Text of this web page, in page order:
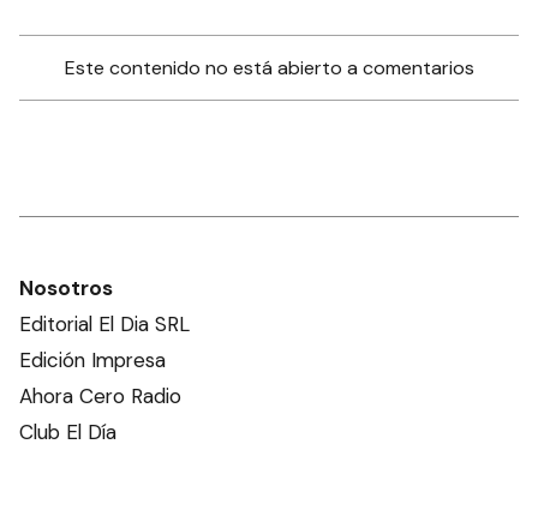
Este contenido no está abierto a comentarios
Nosotros
Editorial El Dia SRL
Edición Impresa
Ahora Cero Radio
Club El Día